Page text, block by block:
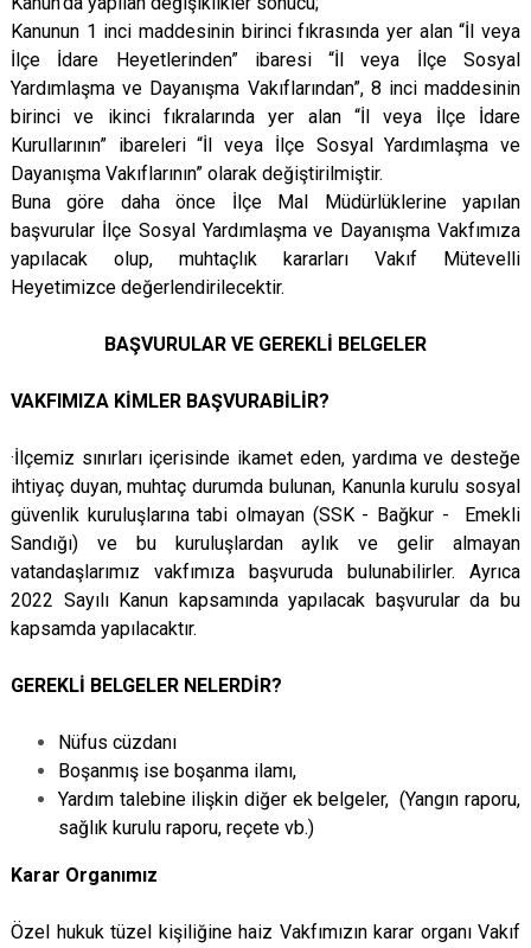
Kanunun 1 inci maddesinin birinci fıkrasında yer alan “İl veya
İlçe İdare Heyetlerinden” ibaresi “İl veya İlçe Sosyal
Yardımlaşma ve Dayanışma Vakıflarından”, 8 inci maddesinin
birinci ve ikinci fıkralarında yer alan “İl veya İlçe İdare
Kurullarının” ibareleri “İl veya İlçe Sosyal Yardımlaşma ve
Dayanışma Vakıflarının” olarak değiştirilmiştir.
Buna göre daha önce İlçe Mal Müdürlüklerine yapılan
başvurular İlçe Sosyal Yardımlaşma ve Dayanışma Vakfımıza
yapılacak olup, muhtaçlık kararları Vakıf Mütevelli
Heyetimizce değerlendirilecektir.
BAŞVURULAR VE GEREKLİ BELGELER
VAKFIMIZA KİMLER BAŞVURABİLİR?
·İlçemiz sınırları içerisinde ikamet eden, yardıma ve desteğe
ihtiyaç duyan, muhtaç durumda bulunan, Kanunla kurulu sosyal
güvenlik kuruluşlarına tabi olmayan (SSK - Bağkur - Emekli
Sandığı) ve bu kuruluşlardan aylık ve gelir almayan
vatandaşlarımız vakfımıza başvuruda bulunabilirler. Ayrıca
2022 Sayılı Kanun kapsamında yapılacak başvurular da bu
kapsamda yapılacaktır.
GEREKLİ BELGELER NELERDİR?
Nüfus cüzdanı
Boşanmış ise boşanma ilamı,
Yardım talebine ilişkin diğer ek belgeler, (Yangın raporu,
sağlık kurulu raporu, reçete vb.)
Karar Organımız
Özel hukuk tüzel kişiliğine haiz Vakfımızın karar organı Vakıf